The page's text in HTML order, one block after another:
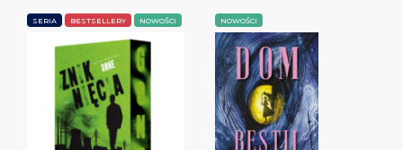
SERIA BESTSELLERY NOWOŚCI NOWOŚCI